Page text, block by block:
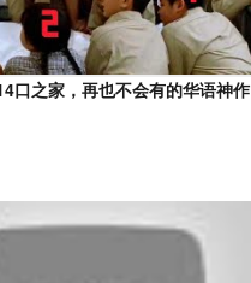
口之家，再也不会有的华语神作